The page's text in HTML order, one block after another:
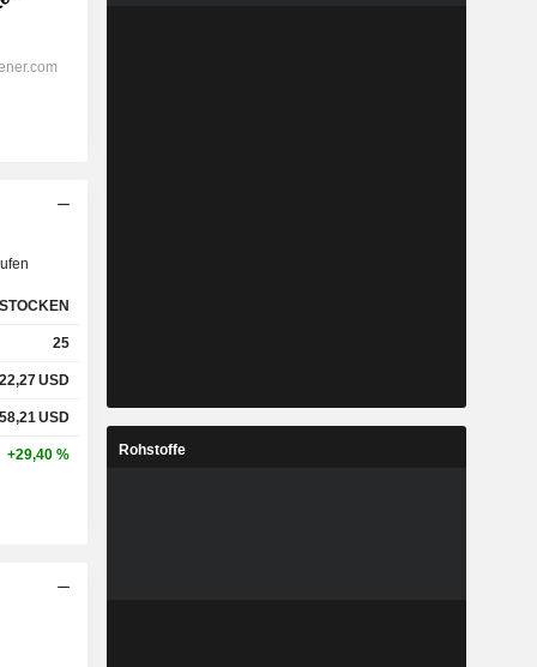
25
USD
USD
+29,40 % Rohstoffe